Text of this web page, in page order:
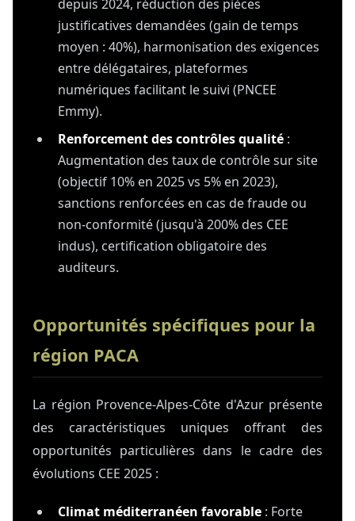
depuis 2024, réduction des pièces
justificatives demandées (gain de temps
moyen : 40%), harmonisation des exigences
entre délégataires, plateformes
numériques facilitant le suivi (PNCEE
Emmy).
Renforcement des contrôles qualité :
Augmentation des taux de contrôle sur site
(objectif 10% en 2025 vs 5% en 2023),
sanctions renforcées en cas de fraude ou
non-conformité (jusqu'à 200% des CEE
indus), certification obligatoire des
auditeurs.
Opportunités spécifiques pour la
région PACA
La région Provence-Alpes-Côte d'Azur présente
des caractéristiques uniques offrant des
opportunités particulières dans le cadre des
évolutions CEE 2025 :
Climat méditerranéen favorable : Forte